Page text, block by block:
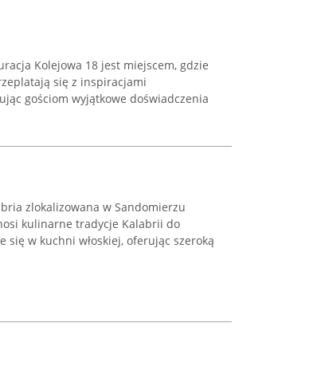
Kolejowa 18 jest miejscem, gdzie
się z inspiracjami
gościom wyjątkowe doświadczenia
zlokalizowana w Sandomierzu
kulinarne tradycje Kalabrii do
się w kuchni włoskiej, oferując szeroką